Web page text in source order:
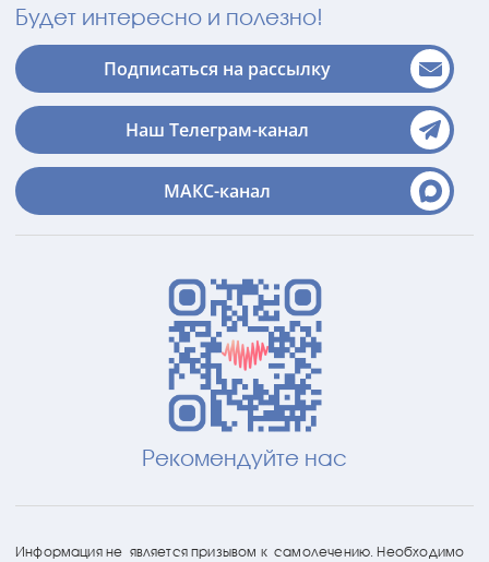
Будет интересно и полезно!
Подписаться на рассылку
Наш Телеграм-канал
МАКС-канал
Информация не является призывом к самолечению. Необходимо
Рекомендуйте нас